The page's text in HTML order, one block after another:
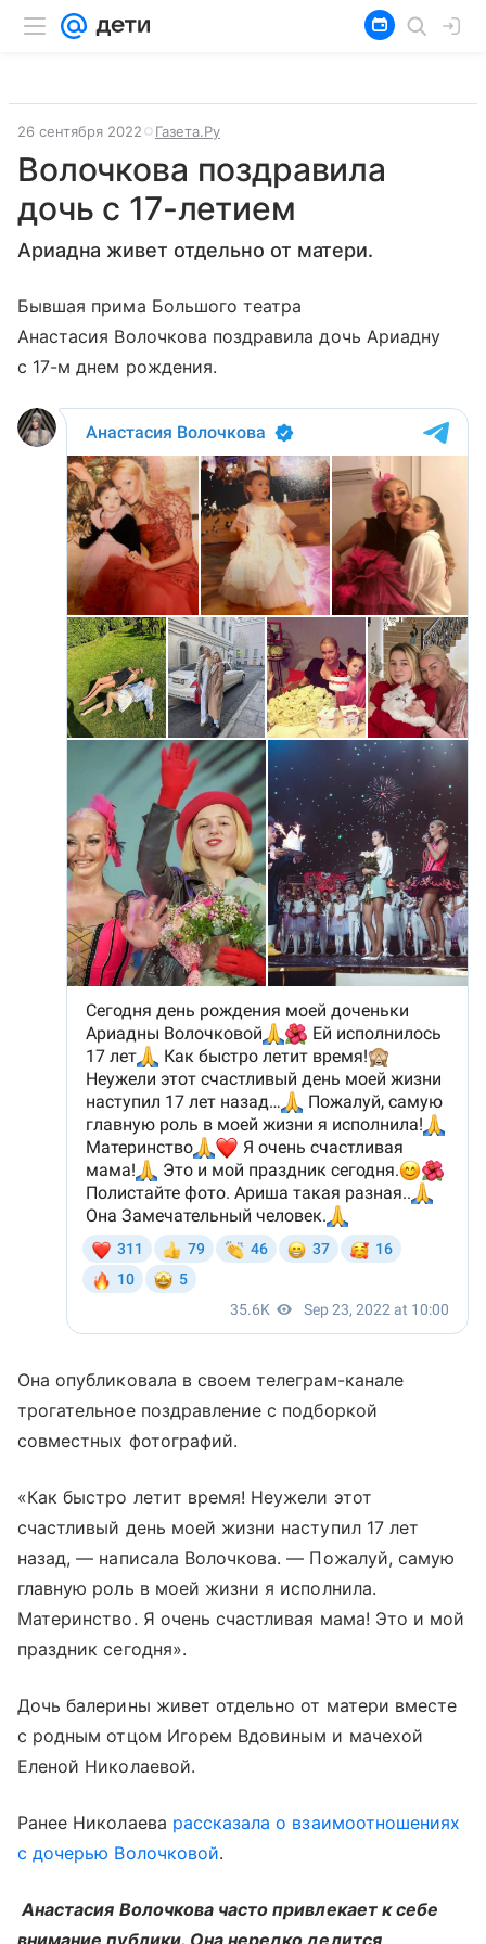
26 сентября 2022 Газета.Ру
Волочкова поздравила
дочь с 17-летием
Ариадна живет отдельно от матери.
Бывшая прима Большого театра
Анастасия Волочкова поздравила дочь Ариадну
с 17-м днем рождения.
Она опубликовала в своем телеграм-канале
трогательное поздравление с подборкой
совместных фотографий.
«Как быстро летит время! Неужели этот
счастливый день моей жизни наступил 17 лет
назад, — написала Волочкова. — Пожалуй, самую
главную роль в моей жизни я исполнила.
Материнство. Я очень счастливая мама! Это и мой
праздник сегодня».
Дочь балерины живет отдельно от матери вместе
с родным отцом Игорем Вдовиным и мачехой
Еленой Николаевой.
Ранее Николаева рассказала о взаимоотношениях
с дочерью Волочковой.
Анастасия Волочкова часто привлекает к себе
внимание публики. Она нередко делится